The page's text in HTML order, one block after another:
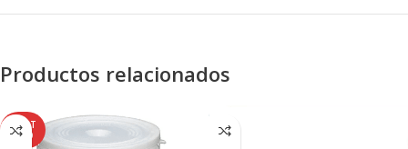
Productos relacionados
AGOT
ADO